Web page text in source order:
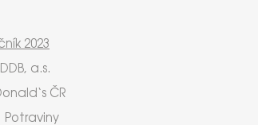
2023
DDB, a.s.
ČR
Potraviny